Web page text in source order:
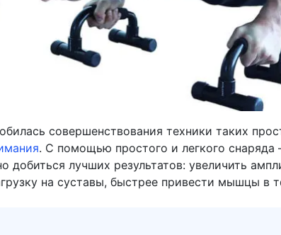
совершенствования техники таких
. С помощью простого и легкого снаряда
лучших результатов: увеличить
на суставы, быстрее привести мышцы в